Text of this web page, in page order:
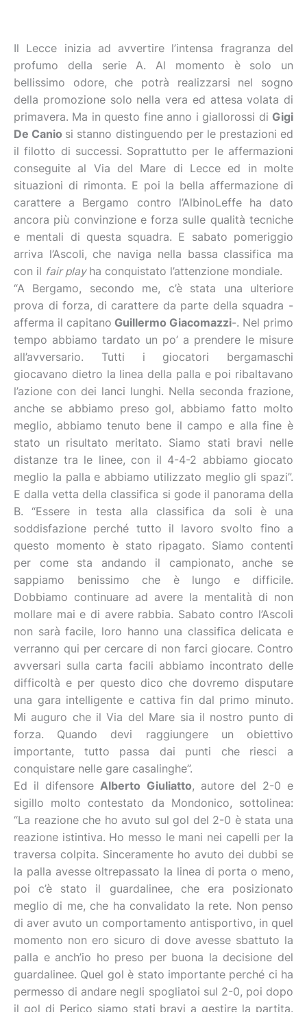
Il Lecce inizia ad avvertire l’intensa fragranza del
profumo della serie A. Al momento è solo un
bellissimo odore, che potrà realizzarsi nel sogno
della promozione solo nella vera ed attesa volata di
primavera. Ma in questo fine anno i giallorossi di Gigi
De Canio si stanno distinguendo per le prestazioni ed
il filotto di successi. Soprattutto per le affermazioni
conseguite al Via del Mare di Lecce ed in molte
situazioni di rimonta. E poi la bella affermazione di
carattere a Bergamo contro l’AlbinoLeffe ha dato
ancora più convinzione e forza sulle qualità tecniche
e mentali di questa squadra. E sabato pomeriggio
arriva l’Ascoli, che naviga nella bassa classifica ma
con il fair play ha conquistato l’attenzione mondiale.
“A Bergamo, secondo me, c’è stata una ulteriore
prova di forza, di carattere da parte della squadra -
afferma il capitano Guillermo Giacomazzi-. Nel primo
tempo abbiamo tardato un po’ a prendere le misure
all’avversario. Tutti i giocatori bergamaschi
giocavano dietro la linea della palla e poi ribaltavano
l’azione con dei lanci lunghi. Nella seconda frazione,
anche se abbiamo preso gol, abbiamo fatto molto
meglio, abbiamo tenuto bene il campo e alla fine è
stato un risultato meritato. Siamo stati bravi nelle
distanze tra le linee, con il 4-4-2 abbiamo giocato
meglio la palla e abbiamo utilizzato meglio gli spazi”.
E dalla vetta della classifica si gode il panorama della
B. “Essere in testa alla classifica da soli è una
soddisfazione perché tutto il lavoro svolto fino a
questo momento è stato ripagato. Siamo contenti
per come sta andando il campionato, anche se
sappiamo benissimo che è lungo e difficile.
Dobbiamo continuare ad avere la mentalità di non
mollare mai e di avere rabbia. Sabato contro l’Ascoli
non sarà facile, loro hanno una classifica delicata e
verranno qui per cercare di non farci giocare. Contro
avversari sulla carta facili abbiamo incontrato delle
difficoltà e per questo dico che dovremo disputare
una gara intelligente e cattiva fin dal primo minuto.
Mi auguro che il Via del Mare sia il nostro punto di
forza. Quando devi raggiungere un obiettivo
importante, tutto passa dai punti che riesci a
conquistare nelle gare casalinghe”.
Ed il difensoreAlberto Giuliatto, autore del 2-0 e
sigillo molto contestato da Mondonico, sottolinea:
“La reazione che ho avuto sul gol del 2-0 è stata una
reazione istintiva. Ho messo le mani nei capelli per la
traversa colpita. Sinceramente ho avuto dei dubbi se
la palla avesse oltrepassato la linea di porta o meno,
poi c’è stato il guardalinee, che era posizionato
meglio di me, che ha convalidato la rete. Non penso
di aver avuto un comportamento antisportivo, in quel
momento non ero sicuro di dove avesse sbattuto la
palla e anch’io ho preso per buona la decisione del
guardalinee. Quel gol è stato importante perché ci ha
permesso di andare negli spogliatoi sul 2-0, poi dopo
il gol di Perico siamo stati bravi a gestire la partita.